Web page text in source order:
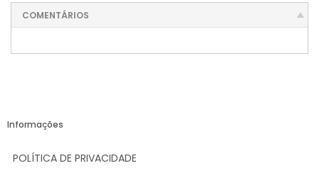
COMENTÁRIOS
Informações
POLÍTICA DE PRIVACIDADE